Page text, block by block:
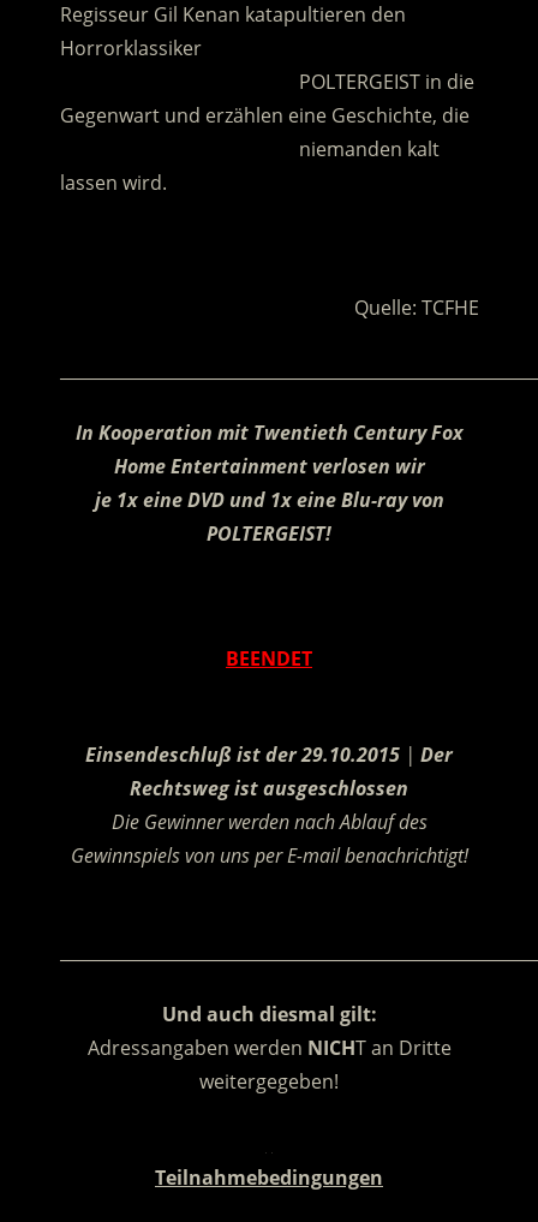
Regisseur Gil Kenan katapultieren den
Horrorklassiker
POLTERGEIST in die
Gegenwart und erzählen eine Geschichte, die
niemanden kalt
lassen wird.
Quelle: TCFHE
In Kooperation mit Twentieth Century Fox
Home Entertainment verlosen wir
je 1x eine DVD und 1x eine Blu-ray von
POLTERGEIST!
BEENDET
Einsendeschluß ist der 29.10.2015 | Der
Rechtsweg ist ausgeschlossen
Die Gewinner werden nach Ablauf des
Gewinnspiels von uns per E-mail benachrichtigt!
Und auch diesmal gilt:
Adressangaben werden NICHT an Dritte
weitergegeben!
Teilnahmebedingungen